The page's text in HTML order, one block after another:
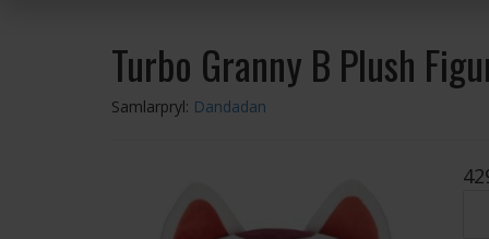
Turbo Granny B Plush
Samlarpryl: Dandadan